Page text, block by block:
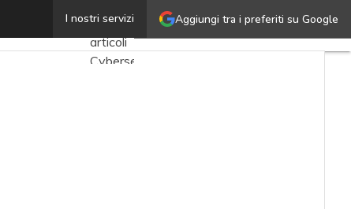
Aggiungi tra i preferiti su Google
I nostri servizi
Marco LucchinaUltimi
articoli
Cybersecurity